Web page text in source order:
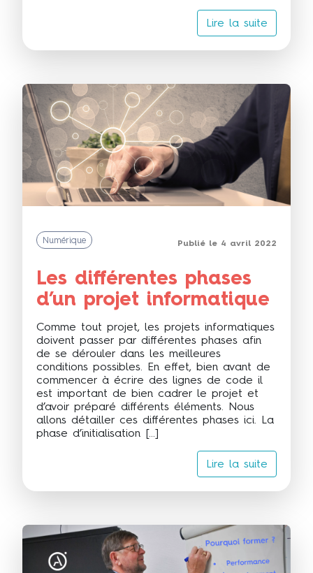
Lire la suite
Numérique Publié le 4 avril 2022
Les différentes phases
d’un projet informatique
Comme tout projet, les projets informatiques
doivent passer par différentes phases afin
de se dérouler dans les meilleures
conditions possibles. En effet, bien avant de
commencer à écrire des lignes de code il
est important de bien cadrer le projet et
d’avoir préparé différents éléments. Nous
allons détailler ces différentes phases ici. La
phase d’initialisation […]
Lire la suite